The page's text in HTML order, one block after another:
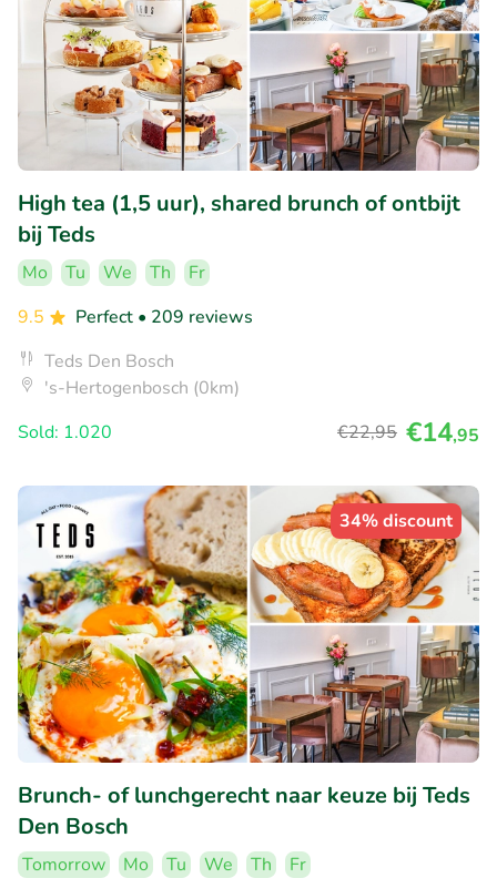
High tea (1,5 uur), shared brunch of ontbijt
bij Teds
Mo Tu We Th
Fr
9.5
Perfect • 209 reviews
Teds Den Bosch
's-Hertogenbosch (0km)
Sold: 1.020
€22,95 €14,95
34% discount
Brunch- of lunchgerecht naar keuze bij Teds
Den Bosch
Tomorrow Mo Tu We Th
Fr